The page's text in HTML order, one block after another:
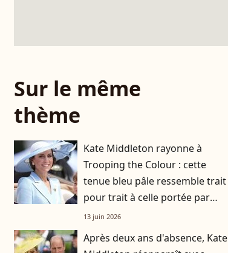
Sur le même
thème
Kate Middleton rayonne à
Trooping the Colour : cette
tenue bleu pâle ressemble trait
pour trait à celle portée par
Lady Diana il y a près de 40 ans
13 juin 2026
Après deux ans d'absence, Kate